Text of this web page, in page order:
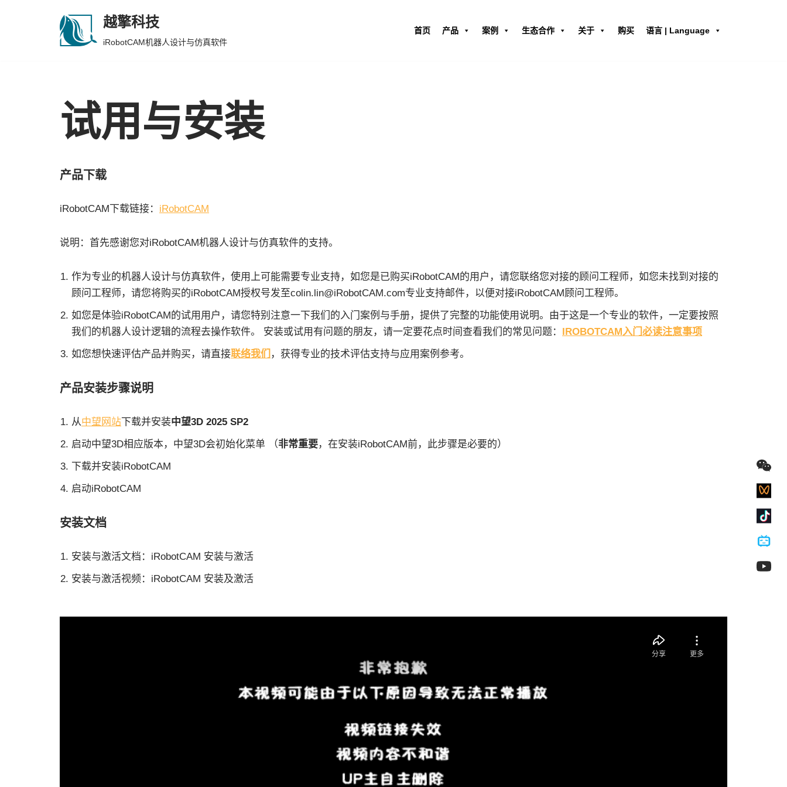
越擎科技
iRobotCAM机器人设计与仿真软件
首页 产品 案例 生态合作 关于 购买 语言 | Language
试用与安装
产品下载
iRobotCAM下载链接： iRobotCAM
说明：首先感谢您对iRobotCAM机器人设计与仿真软件的支持。
作为专业的机器人设计与仿真软件，使用上可能需要专业支持，如您是已购买iRobotCAM的用户，请您联络您对接的顾问工程师，如您未找到对接的
顾问工程师，请您将购买的iRobotCAM授权号发至colin.lin@iRobotCAM.com专业支持邮件，以便对接iRobotCAM顾问工程师。
如您是体验iRobotCAM的试用用户，请您特别注意一下我们的入门案例与手册，提供了完整的功能使用说明。由于这是一个专业的软件，一定要按照
我们的机器人设计逻辑的流程去操作软件。 安装或试用有问题的朋友，请一定要花点时间查看我们的常见问题： IROBOTCAM入门必读注意事项
如您想快速评估产品并购买，请直接联络我们 ，获得专业的技术评估支持与应用案例参考。
产品安装步骤说明
从中望网站下载并安装中望3D 2025 SP2
启动中望3D相应版本，中望3D会初始化菜单 （非常重要，在安装iRobotCAM前，此步骤是必要的）
下载并安装iRobotCAM
启动iRobotCAM
安装文档
安装与激活文档：iRobotCAM 安装与激活
安装与激活视频：iRobotCAM 安装及激活